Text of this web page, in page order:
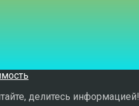
делитесь информацией!